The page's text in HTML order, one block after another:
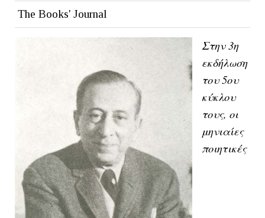
The Books' Journal
Στην 3η
εκδήλωση
του 5ου
κύκλου
τους, οι
μηνιαίες
ποιητικές